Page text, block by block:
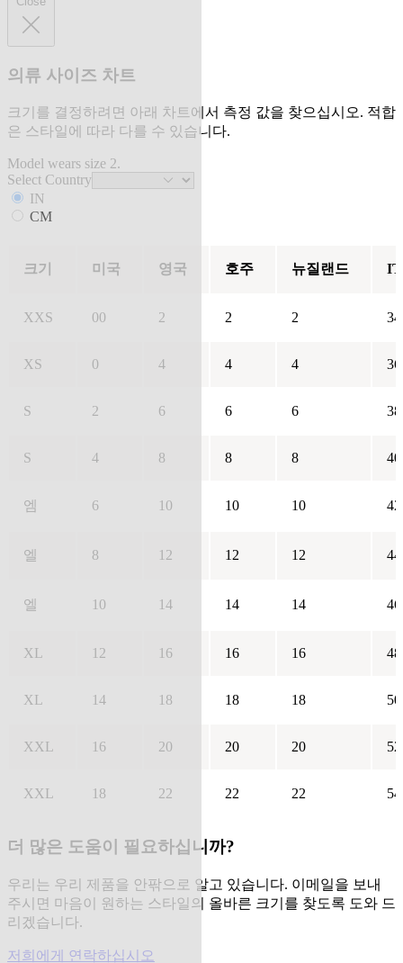
의류 사이즈 차트
크기를 결정하려면 아래 차트에서 측정 값을 찾으십시오. 적합
은 스타일에 따라 다를 수 있습니다.
Model wears size 2.
Select Country
IN
CM
크기 미국 영국 호주 뉴질랜드 IT
XXS 00 2 2 2 34
XS 0 4 4 4 36
S 2 6 6 6 38
S 4 8 8 8 40
엠 6 10 10 10 42
엘 8 12 12 12 44
엘 10 14 14 14 46
XL 12 16 16 16 48
XL 14 18 18 18 50
XXL 16 20 20 20 52
XXL 18 22 22 22 54
더 많은 도움이 필요하십니까?
우리는 우리 제품을 안팎으로 알고 있습니다. 이메일을 보내
주시면 마음이 원하는 스타일의 올바른 크기를 찾도록 도와 드
리겠습니다.
저희에게 연락하십시오